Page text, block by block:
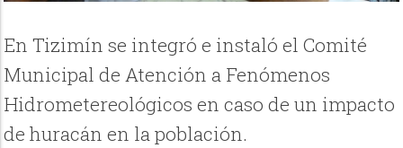
En Tizimín se integró e instaló el Comité
Municipal de Atención a Fenómenos
Hidrometereológicos en caso de un impacto
de huracán en la población.